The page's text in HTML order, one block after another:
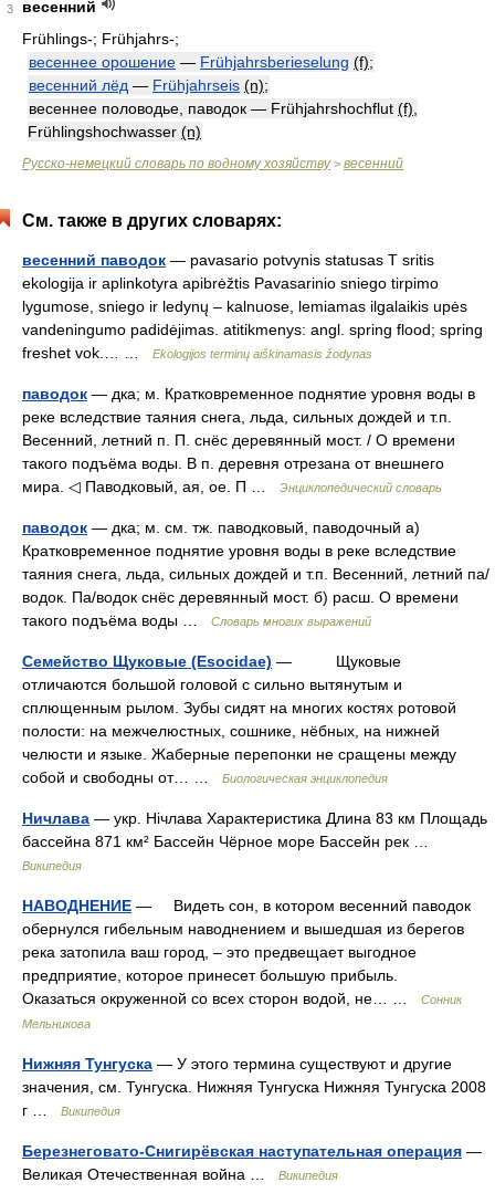
3
весенний
Frühlings-; Frühjahrs-;
весеннее орошение — Frühjahrsberieselung (f);
весенний лёд — Frühjahrseis (n);
весеннее половодье, паводок — Frühjahrshochflut (f)
Frühlingshochwasser (n)
Русско-немецкий словарь по водному хозяйству> весенний
См. также в других словарях:
весенний паводок — pavasario potvynis statusas T sritis
ekologija ir aplinkotyra apibrėžtis Pavasarinio sniego tirpimo
lygumose, sniego ir ledynų – kalnuose, lemiamas ilgalaikis upės
vandeningumo padidėjimas. atitikmenys: angl. spring flood; spring
freshet vok.… …
Ekologijos terminų aiškinamasis žodynas
паводок — дка; м. Кратковременное поднятие уровня воды в
реке вследствие таяния снега, льда, сильных дождей и т.п.
Весенний, летний п. П. снёс деревянный мост. / О времени
такого подъёма воды. В п. деревня отрезана от внешнего
мира. ◁ Паводковый, ая, ое. П …
Энциклопедический словарь
паводок — дка; м. см. тж. паводковый, паводочный а)
Кратковременное поднятие уровня воды в реке вследствие
таяния снега, льда, сильных дождей и т.п. Весенний, летний па/
водок. Па/водок снёс деревянный мост. б) расш. О времени
такого подъёма воды …
Словарь многих выражений
Семейство Щуковые (Esocidae) — Щуковые
отличаются большой головой с сильно вытянутым и
сплющенным рылом. Зубы сидят на многих костях ротовой
полости: на межчелюстных, сошнике, нёбных, на нижней
челюсти и языке. Жаберные перепонки не сращены между
собой и свободны от… …
Биологическая энциклопедия
Ничлава — укр. Нiчлава Характеристика Длина 83 км Площадь
бассейна 871 км² Бассейн Чёрное море Бассейн рек …
Википедия
НАВОДНЕНИЕ — Видеть сон, в котором весенний паводок
обернулся гибельным наводнением и вышедшая из берегов
река затопила ваш город, – это предвещает выгодное
предприятие, которое принесет большую прибыль.
Оказаться окруженной со всех сторон водой, не… …
Сонник
Мельникова
Нижняя Тунгуска — У этого термина существуют и другие
значения, см. Тунгуска. Нижняя Тунгуска Нижняя Тунгуска 2008
г …
Википедия
Березнеговато-Снигирёвская наступательная операция —
Великая Отечественная война …
Википедия